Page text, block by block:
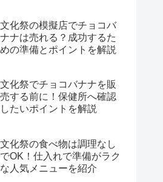
文化祭の模擬店でチョコバ
ナナは売れる？成功するた
めの準備とポイントを解説
文化祭でチョコバナナを販
売する前に！保健所へ確認
したいポイントを解説
文化祭の食べ物は調理なし
でOK！仕入れで準備がラク
な人気メニューを紹介